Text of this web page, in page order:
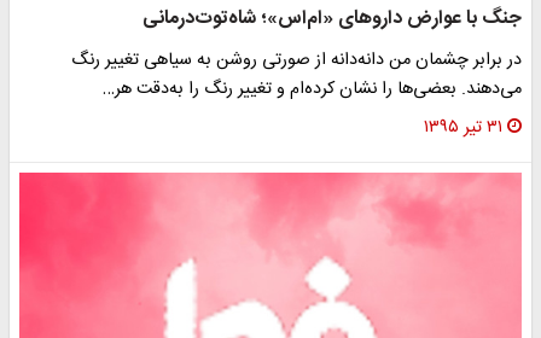
جنگ با عوارض داروهای «ام‌اس»؛ شاه‌توت‌درمانی
در برابر چشمان من دانه‌دانه از صورتی روشن به سیاهی تغییر رنگ
می‌دهند. بعضی‌ها را نشان کرده‌ام و تغییر رنگ را به‌دقت هر…
۳۱ تیر ۱۳۹۵